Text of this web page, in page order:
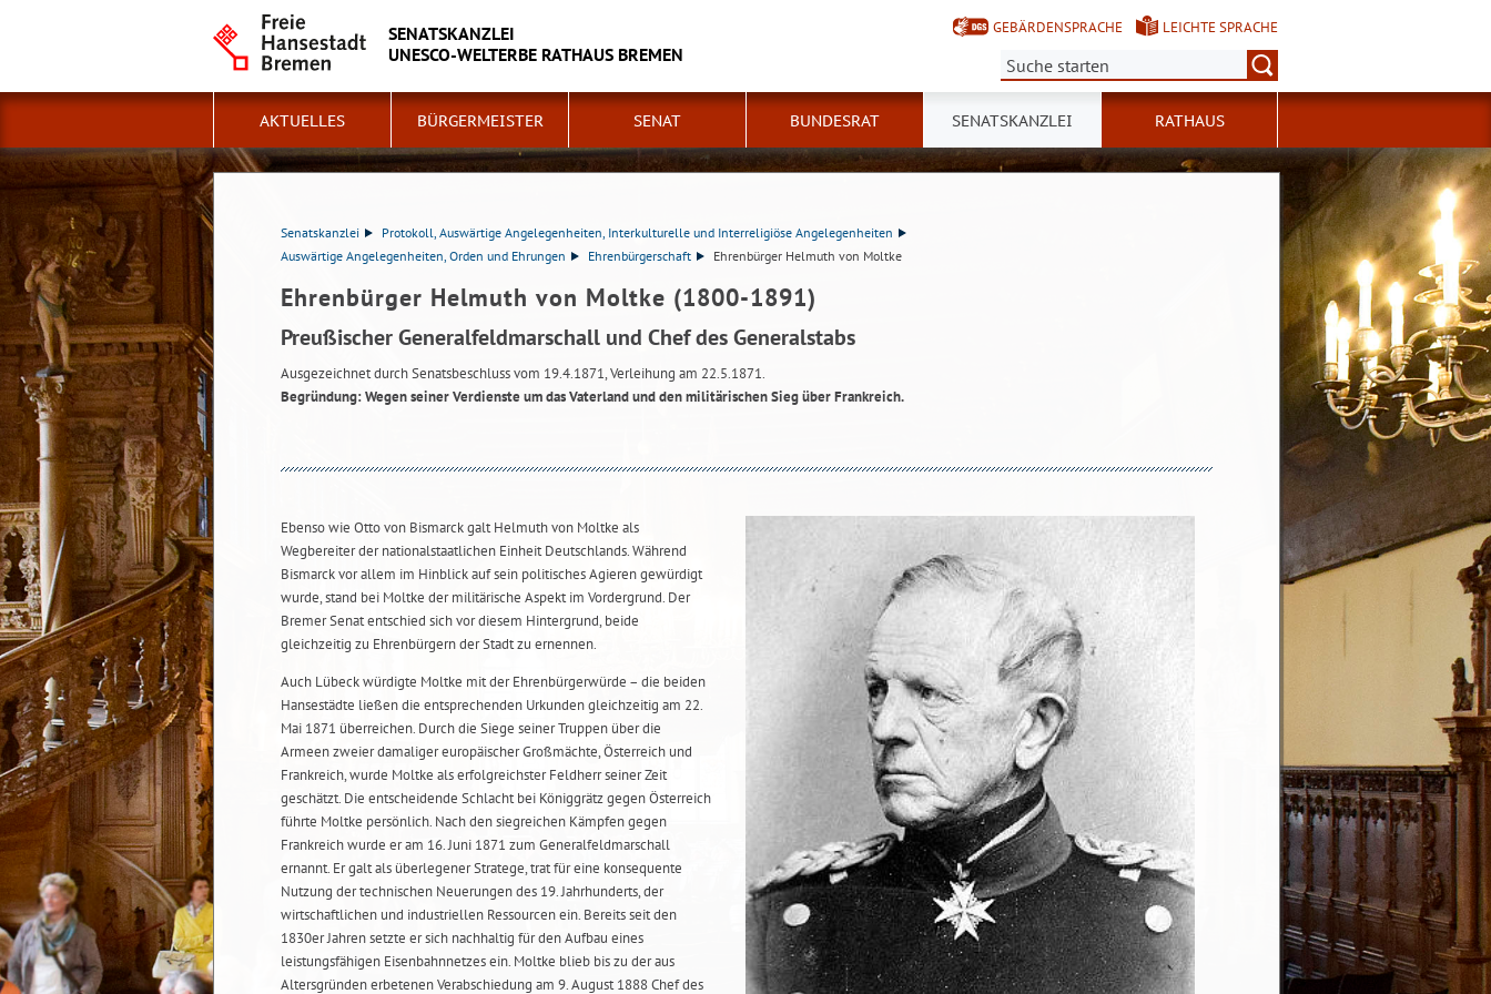
SENATSKANZLEI
UNESCO-WELTERBE RATHAUS BREMEN
GEBÄRDENSPRACHE
LEICHTE SPRACHE
Suche:
AKTUELLES BÜRGERMEISTER SENAT BUNDESRAT SENATSKANZLEI RATHAUS
Senatskanzlei
Protokoll, Auswärtige Angelegenheiten, Interkulturelle und Interreligiöse Angelegenheiten
Auswärtige Angelegenheiten, Orden und Ehrungen
Ehrenbürgerschaft Ehrenbürger Helmuth von Moltke
Ehrenbürger Helmuth von Moltke (1800-1891)
Preußischer Generalfeldmarschall und Chef des Generalstabs
Ausgezeichnet durch Senatsbeschluss vom 19.4.1871, Verleihung am 22.5.1871.
Begründung: Wegen seiner Verdienste um das Vaterland und den militärischen Sieg über Frankreich.
Ebenso wie Otto von Bismarck galt Helmuth von Moltke als
Wegbereiter der nationalstaatlichen Einheit Deutschlands. Während
Bismarck vor allem im Hinblick auf sein politisches Agieren gewürdigt
wurde, stand bei Moltke der militärische Aspekt im Vordergrund. Der
Bremer Senat entschied sich vor diesem Hintergrund, beide
gleichzeitig zu Ehrenbürgern der Stadt zu ernennen.
Auch Lübeck würdigte Moltke mit der Ehrenbürgerwürde – die beiden
Hansestädte ließen die entsprechenden Urkunden gleichzeitig am 22.
Mai 1871 überreichen. Durch die Siege seiner Truppen über die
Armeen zweier damaliger europäischer Großmächte, Österreich und
Frankreich, wurde Moltke als erfolgreichster Feldherr seiner Zeit
geschätzt. Die entscheidende Schlacht bei Königgrätz gegen Österreich
führte Moltke persönlich. Nach den siegreichen Kämpfen gegen
Frankreich wurde er am 16. Juni 1871 zum Generalfeldmarschall
ernannt. Er galt als überlegener Stratege, trat für eine konsequente
Nutzung der technischen Neuerungen des 19. Jahrhunderts, der
wirtschaftlichen und industriellen Ressourcen ein. Bereits seit den
1830er Jahren setzte er sich nachhaltig für den Aufbau eines
leistungsfähigen Eisenbahnnetzes ein. Moltke blieb bis zu der aus
Altersgründen erbetenen Verabschiedung am 9. August 1888 Chef des